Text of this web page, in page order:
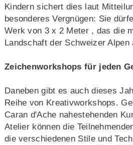
Kindern sichert dies laut
besonderes Vergnügen: Sie
Werk von 3 x 2 Meter , das die
Landschaft der Schweizer
Zeichenworkshops für jeden
Daneben gibt es auch dieses
Reihe von Kreativworkshops.
Caran d'Ache nahestehenden
Atelier können die
die verschiedenen Stile und